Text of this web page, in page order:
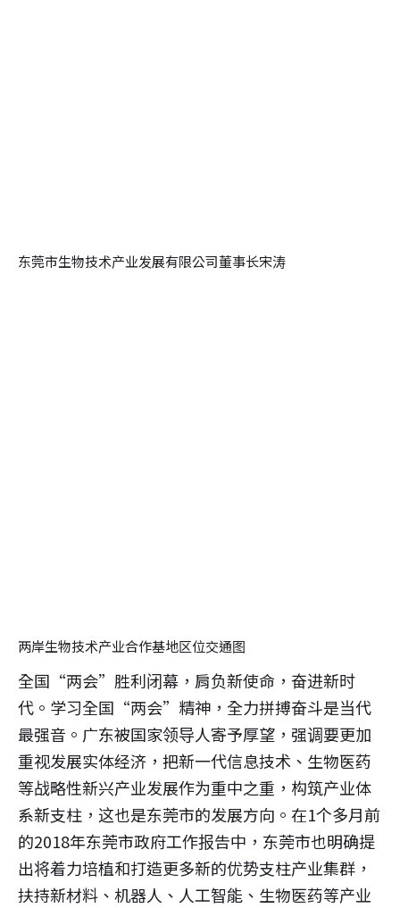
东莞市生物技术产业发展有限公司董事长宋涛
两岸生物技术产业合作基地区位交通图
全国“两会”胜利闭幕，肩负新使命，奋进新时
代。学习全国“两会”精神，全力拼搏奋斗是当代
最强音。广东被国家领导人寄予厚望，强调要更加
重视发展实体经济，把新一代信息技术、生物医药
等战略性新兴产业发展作为重中之重，构筑产业体
系新支柱，这也是东莞市的发展方向。在1个多月前
的2018年东莞市政府工作报告中，东莞市也明确提
出将着力培植和打造更多新的优势支柱产业集群，
扶持新材料、机器人、人工智能、生物医药等产业